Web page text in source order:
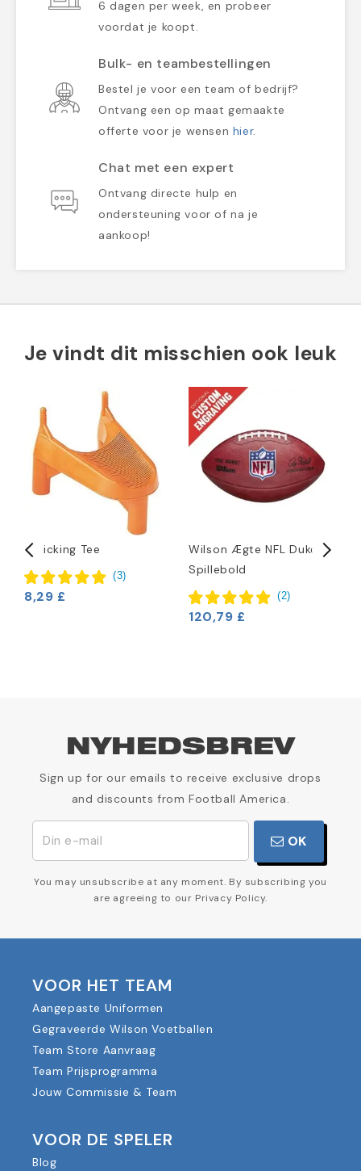
6 dagen per week, en probeer
voordat je koopt.
Bulk- en teambestellingen
Bestel je voor een team of bedrijf?
Ontvang een op maat gemaakte
offerte voor je wensen hier.
Chat met een expert
Ontvang directe hulp en
ondersteuning voor of na je
aankoop!
Je vindt dit misschien ook leuk
1" Kicking Tee
(3)
8,29 £
Wilson Ægte NFL Duke
Spillebold
(2)
120,79 £
NYHEDSBREV
Sign up for our emails to receive exclusive drops
and discounts from Football America.
OK
You may unsubscribe at any moment. By subscribing you
are agreeing to our Privacy Policy.
VOOR HET TEAM
Aangepaste Uniformen
Gegraveerde Wilson Voetballen
Team Store Aanvraag
Team Prijsprogramma
Jouw Commissie & Team
VOOR DE SPELER
Blog